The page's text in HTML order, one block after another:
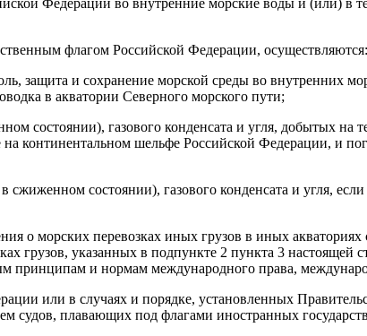
флагом Российской Федерации, осуществляются:
защита и сохранение морской среды во внутренних
в акватории Северного морского пути;
состоянии), газового конденсата и угля, добытых
континентальном шельфе Российской Федерации, и
состоянии), газового конденсата и угля,
о морских перевозках иных грузов в иных
грузов, указанных в подпункте 2 пункта 3 настоящей
принципам и нормам международного права,
или в случаях и порядке, установленных
судов, плавающих под флагами иностранных